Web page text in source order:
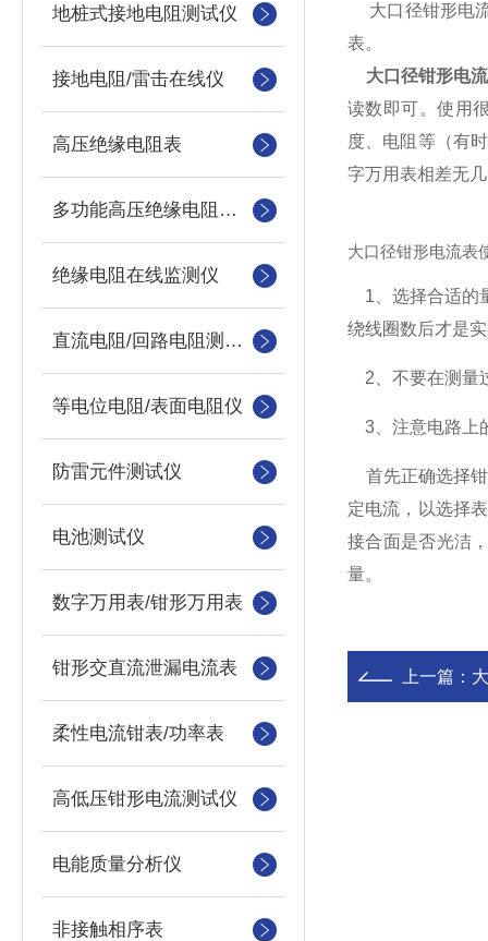
地桩式接地电阻测试仪
接地电阻/雷击在线仪
高压绝缘电阻表
多功能高压绝缘电阻测试仪
绝缘电阻在线监测仪
直流电阻/回路电阻测试仪
等电位电阻/表面电阻仪
防雷元件测试仪
电池测试仪
数字万用表/钳形万用表
钳形交直流泄漏电流表
柔性电流钳表/功率表
高低压钳形电流测试仪
电能质量分析仪
非接触相序表
大口径钳形电流
表。
大口径钳形电
读数即可。使用
度、电阻等（有
字万用表相差无
大口径钳形电流表
1、选择合适的
绕线圈数后才是
2、不要在测量
3、注意电路上
首先正确选择钳
定电流，以选择
接合面是否光洁
量。
上一篇：